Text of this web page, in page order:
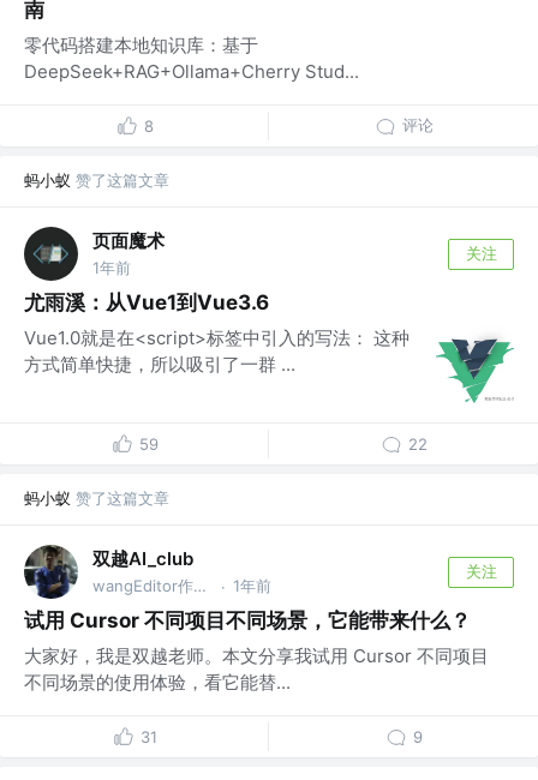
南
零代码搭建本地知识库：基于
DeepSeek+RAG+Ollama+Cherry Stud...
8 评论
蚂小蚁 赞了这篇文章
页面魔术
1年前
关注
尤雨溪：从Vue1到Vue3.6
Vue1.0就是在<script>标签中引入的写法： 这种
方式简单快捷，所以吸引了一群 ...
59 22
蚂小蚁 赞了这篇文章
双越AI_club
wangEditor作者，慕课网讲师 · 1年前
关注
试用 Cursor 不同项目不同场景，它能带来什么？
大家好，我是双越老师。本文分享我试用 Cursor 不同项目
不同场景的使用体验，看它能替...
31 9